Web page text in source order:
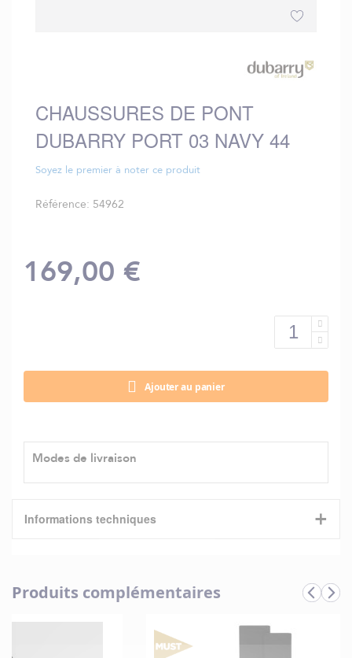
of
the
images
CHAUSSURES DE PONT
DUBARRY PORT 03 NAVY 44
Soyez le premier à noter ce produit
Référence 54962
169,00 €
Ajouter au panier
Modes de livraison
Informations techniques +
Informations
Produits complémentaires